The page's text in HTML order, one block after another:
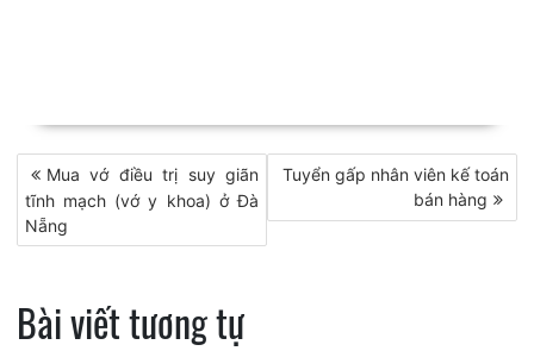
Điều
hướng
bài
viết
Mua vớ điều trị suy giãn
tĩnh mạch (vớ y khoa) ở Đà
Nẵng
Tuyển gấp nhân viên kế toán
bán hàng
Bài viết tương tự